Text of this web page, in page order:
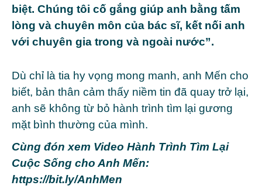
biệt. Chúng tôi cố gắng giúp anh bằng tấm
lòng và chuyên môn của bác sĩ, kết nối anh
với chuyên gia trong và ngoài nước”.
Dù chỉ là tia hy vọng mong manh, anh Mến cho
biết, bản thân cảm thấy niềm tin đã quay trở lại,
anh sẽ không từ bỏ hành trình tìm lại gương
mặt bình thường của mình.
Cùng đón xem Video Hành Trình Tìm Lại
Cuộc Sống cho Anh Mến:
https://bit.ly/AnhMen